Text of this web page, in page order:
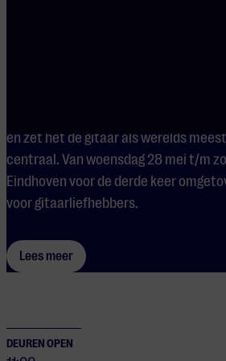
en zet het de gitaar als werelds
centraal. Van woensdag 28 mei t/m
Eindhoven voor de derde keer
voor gitaarliefhebbers.
Lees meer
DEUREN OPEN